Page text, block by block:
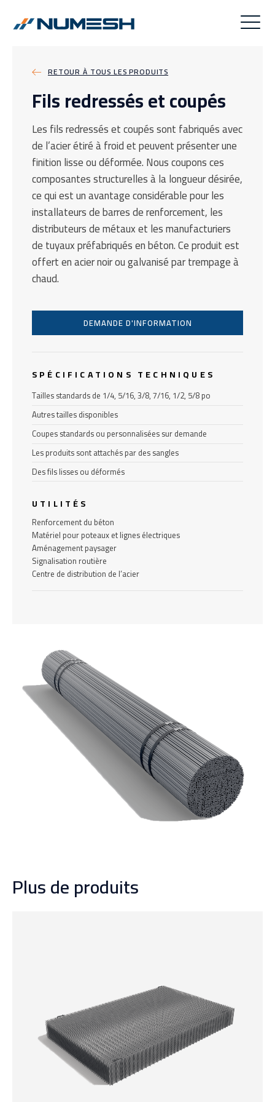
RETOUR À TOUS LES PRODUITS
Fils redressés et coupés
Les fils redressés et coupés sont fabriqués avec
de l’acier étiré à froid et peuvent présenter une
finition lisse ou déformée. Nous coupons ces
composantes structurelles à la longueur désirée,
ce qui est un avantage considérable pour les
installateurs de barres de renforcement, les
distributeurs de métaux et les manufacturiers
de tuyaux préfabriqués en béton. Ce produit est
offert en acier noir ou galvanisé par trempage à
chaud.
DEMANDE D'INFORMATION
SPÉCIFICATIONS TECHNIQUES
Tailles standards de 1/4, 5/16, 3/8, 7/16, 1/2, 5/8 po
Autres tailles disponibles
Coupes standards ou personnalisées sur demande
Les produits sont attachés par des sangles
Des fils lisses ou déformés
UTILITÉS
Renforcement du béton
Matériel pour poteaux et lignes électriques
Aménagement paysager
Signalisation routière
Centre de distribution de l’acier
Plus de produits